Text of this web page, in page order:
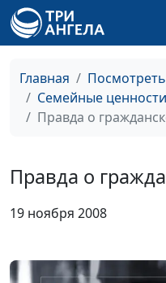
Главная Посмотреть
Семейные ценности
Правда о
Правда о
19 ноября 2008
О, как же я одинок!
Хочу жениться!
Немедленно!
Как подготовиться к
делать?